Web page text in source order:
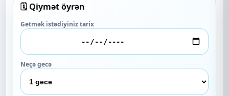
🗓️ Qiymət öyrən
Getmək istədiyiniz tarix
Neçə gecə